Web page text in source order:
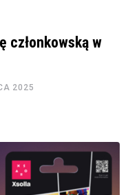
członkowską w
2025